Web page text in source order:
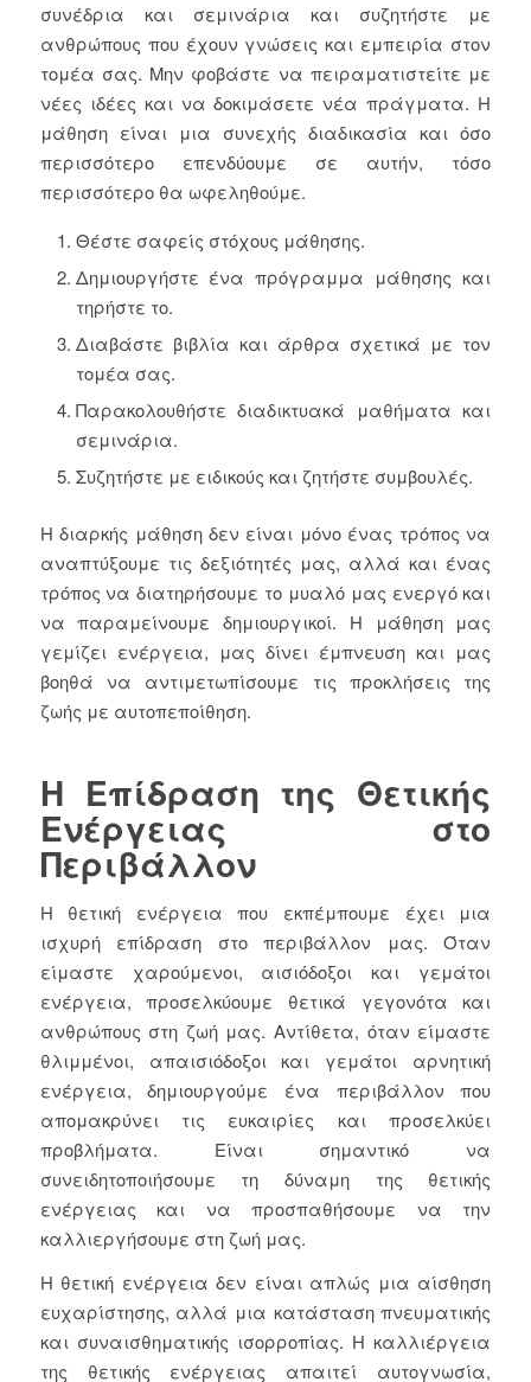
συνέδρια και σεμινάρια και συζητήστε με
ανθρώπους που έχουν γνώσεις και εμπειρία στον
τομέα σας. Μην φοβάστε να πειραματιστείτε με
νέες ιδέες και να δοκιμάσετε νέα πράγματα. Η
μάθηση είναι μια συνεχής διαδικασία και όσο
περισσότερο επενδύουμε σε αυτήν, τόσο
περισσότερο θα ωφεληθούμε.
Θέστε σαφείς στόχους μάθησης.
Δημιουργήστε ένα πρόγραμμα μάθησης και
τηρήστε το.
Διαβάστε βιβλία και άρθρα σχετικά με τον
τομέα σας.
Παρακολουθήστε διαδικτυακά μαθήματα και
σεμινάρια.
Συζητήστε με ειδικούς και ζητήστε συμβουλές.
Η διαρκής μάθηση δεν είναι μόνο ένας τρόπος να
αναπτύξουμε τις δεξιότητές μας, αλλά και ένας
τρόπος να διατηρήσουμε το μυαλό μας ενεργό και
να παραμείνουμε δημιουργικοί. Η μάθηση μας
γεμίζει ενέργεια, μας δίνει έμπνευση και μας
βοηθά να αντιμετωπίσουμε τις προκλήσεις της
ζωής με αυτοπεποίθηση.
Η Επίδραση της Θετικής
Ενέργειας στο
Περιβάλλον
Η θετική ενέργεια που εκπέμπουμε έχει μια
ισχυρή επίδραση στο περιβάλλον μας. Όταν
είμαστε χαρούμενοι, αισιόδοξοι και γεμάτοι
ενέργεια, προσελκύουμε θετικά γεγονότα και
ανθρώπους στη ζωή μας. Αντίθετα, όταν είμαστε
θλιμμένοι, απαισιόδοξοι και γεμάτοι αρνητική
ενέργεια, δημιουργούμε ένα περιβάλλον που
απομακρύνει τις ευκαιρίες και προσελκύει
προβλήματα. Είναι σημαντικό να
συνειδητοποιήσουμε τη δύναμη της θετικής
ενέργειας και να προσπαθήσουμε να την
καλλιεργήσουμε στη ζωή μας.
Η θετική ενέργεια δεν είναι απλώς μια αίσθηση
ευχαρίστησης, αλλά μια κατάσταση πνευματικής
και συναισθηματικής ισορροπίας. Η καλλιέργεια
της θετικής ενέργειας απαιτεί αυτογνωσία,